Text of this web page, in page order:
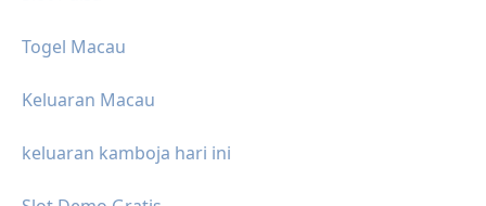
Togel Macau
Keluaran Macau
keluaran kamboja hari ini